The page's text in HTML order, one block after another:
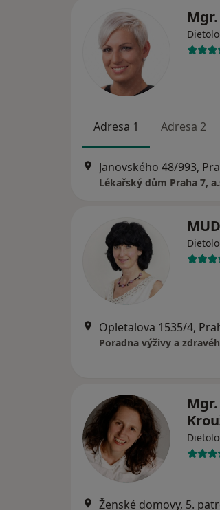
Adresa 1 Adresa 2
Janovského 48/993,
Lékařský dům Praha 7,
Opletalova 1535/4,
Poradna výživy a